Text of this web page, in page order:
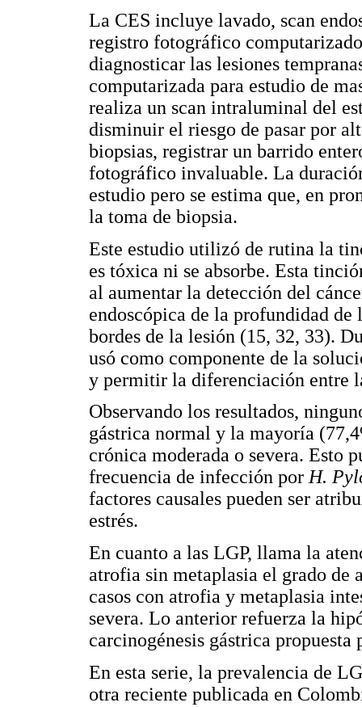
La CES incluye lavado, scan
registro fotográfico
diagnosticar las lesiones
computarizada para estudio de
realiza un scan intraluminal del
disminuir el riesgo de pasar por
biopsias, registrar un barrido
fotográfico invaluable. La
estudio pero se estima que, en
la toma de biopsia.
Este estudio utilizó de rutina la
es tóxica ni se absorbe. Esta
al aumentar la detección del
endoscópica de la profundidad
bordes de la lesión (15, 32, 33).
usó como componente de la
y permitir la diferenciación entre
Observando los resultados,
gástrica normal y la mayoría
crónica moderada o severa. Esto
frecuencia de infección porH.
factores causales pueden ser
estrés.
En cuanto a las LGP, llama la
atrofia sin metaplasia el grado de
casos con atrofia y metaplasia
severa. Lo anterior refuerza la
carcinogénesis gástrica
En esta serie, la prevalencia de
otra reciente publicada en